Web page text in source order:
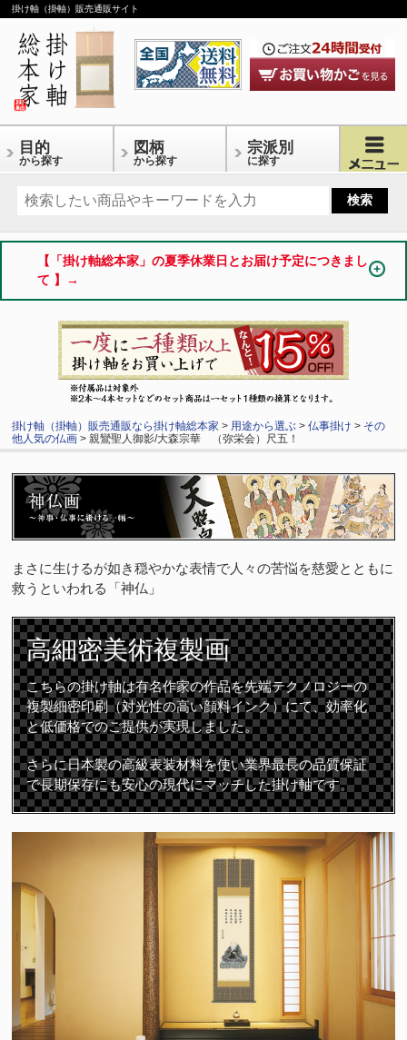
掛け軸（掛軸）販売通販サイト
目的
から探す
図柄
から探す
宗派別
に探す
【「掛け軸総本家」の夏季休業日とお届け予定につきまし
て 】→
掛け軸（掛軸）販売通販なら掛け軸総本家 > 用途から選ぶ >仏事掛け > その
他人気の仏画 > 親鸞聖人御影/大森宗華 （弥栄会）尺五！
まさに生けるが如き穏やかな表情で人々の苦悩を慈愛とともに
救うといわれる「神仏」
高細密美術複製画
こちらの掛け軸は有名作家の作品を先端テクノロジーの
複製細密印刷（対光性の高い顔料インク）にて、効率化
と低価格でのご提供が実現しました。
さらに日本製の高級表装材料を使い業界最長の品質保証
で長期保存にも安心の現代にマッチした掛け軸です。